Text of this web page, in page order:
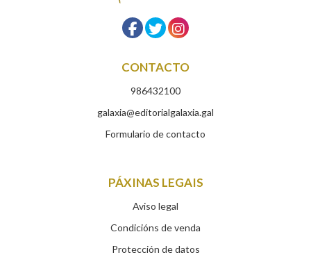
CONTACTO
986432100
galaxia@editorialgalaxia.gal
Formulario de contacto
PÁXINAS LEGAIS
Aviso legal
Condicións de venda
Protección de datos